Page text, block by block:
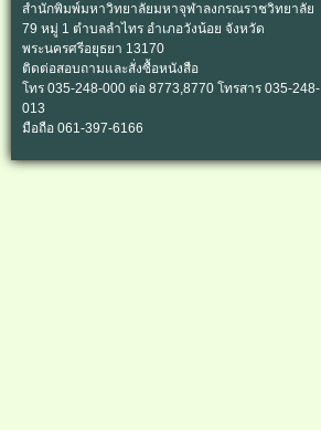
สำนักพิมพ์มหาวิทยาลัยมหาจุฬาลงกรณราชวิทยาลัย
79 หมู่ 1 ตำบลลำไทร อำเภอวังน้อย จังหวัด
พระนครศรีอยุธยา 13170
ติดต่อสอบถามและสั่งซื้อหนังสือ
โทร 035-248-000 ต่อ 8773,8770 โทรสาร 035-248-
013
มือถือ 061-397-6166